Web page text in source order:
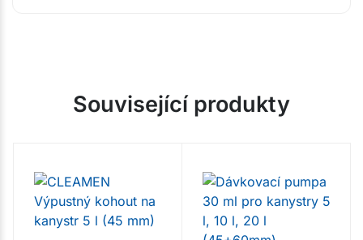
Související produkty